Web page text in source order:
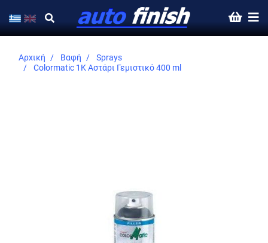
Αρχική Βαφή
Sprays
Colormatic 1K Αστάρι Γεμιστικό 400 ml